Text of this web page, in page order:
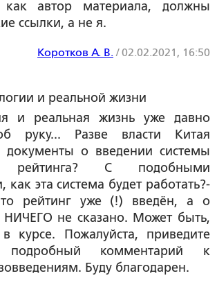
автор материала, должны
ссылки, а не я.
Коротков А. В./02.02.2021, 16:50
и реальной жизни
и реальная жизнь уже давно
руку... Разве власти Китая
документы о введении системы
рейтинга? С подобными
как эта система будет работать?-
рейтинг уже (!) введён, а о
НИЧЕГО не сказано. Может быть,
курсе. Пожалуйста, приведите
комментарий к
Буду благодарен.